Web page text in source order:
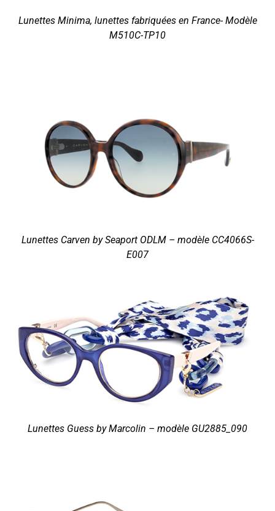
Lunettes Minima, lunettes fabriquées en France- Modèle
M510C-TP10
Lunettes Carven by Seaport ODLM – modèle CC4066S-
E007
Lunettes Guess by Marcolin – modèle GU2885_090